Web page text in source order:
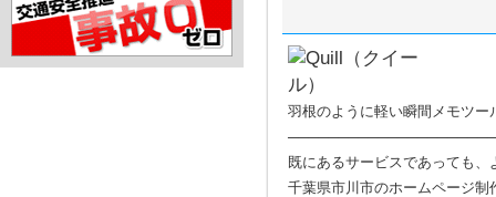
羽根のように軽い瞬間メモツー
既にあるサービスであっても
千葉県市川市のホームページ